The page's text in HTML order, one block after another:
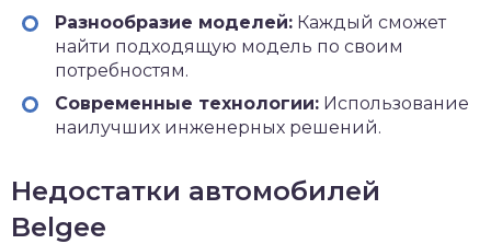
Разнообразие моделей: Каждый сможет
найти подходящую модель по своим
потребностям.
Современные технологии: Использование
наилучших инженерных решений.
Недостатки автомобилей
Belgee